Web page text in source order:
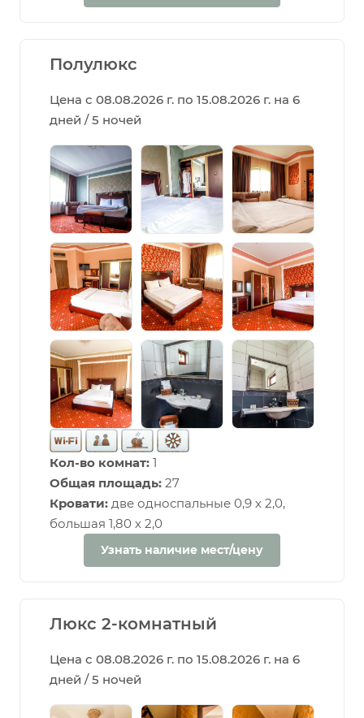
Полулюкс
Цена с 08.08.2026 г. по 15.08.2026 г. на 6
дней / 5 ночей
Кол-во комнат: 1
Общая площадь: 27
Кровати: две односпальные 0,9 х 2,0,
большая 1,80 х 2,0
Узнать наличие мест/цену
Люкс 2-комнатный
Цена с 08.08.2026 г. по 15.08.2026 г. на 6
дней / 5 ночей